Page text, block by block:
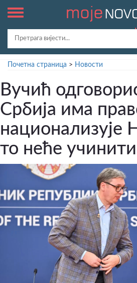
Почетна страница > Новости
Вучић
Србија има
национализује
то неће учинити